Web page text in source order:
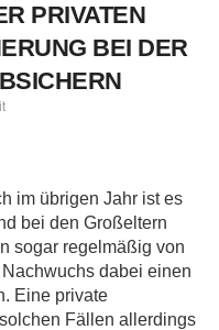
PRIVATEN
BEI DER
im übrigen Jahr ist es
bei den Großeltern
sogar regelmäßig von
dabei einen
Eine private
Fällen allerdings